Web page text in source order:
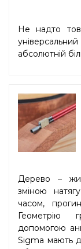
Не надто
абсолютній
Дерево –
зміною
часом,
Геометрію
допомогою
Sigma мають